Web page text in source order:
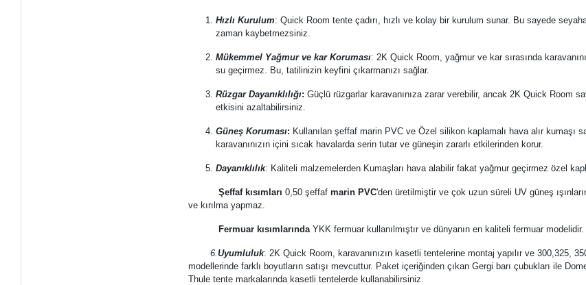
Hızlı Kurulum: Quick Room tente çadırı, hızlı ve kolay bir kurulum sunar. Bu sayede
zaman kaybetmezsiniz.
Mükemmel Yağmur ve kar Koruması: 2K Quick Room, yağmur ve kar sırasında
su geçirmez. Bu, tatilinizin keyfini çıkarmanızı sağlar.
Rüzgar Dayanıklılığı: Güçlü rüzgarlar karavanınıza zarar verebilir, ancak 2K Quick Room
etkisini azaltabilirsiniz.
Güneş Koruması: Kullanılan şeffaf marin PVC ve Özel silikon kaplamalı hava alır kumaşı
karavanınızın içini sıcak havalarda serin tutar ve güneşin zararlı etkilerinden korur.
Dayanıklılık: Kaliteli malzemelerden Kumaşları hava alabilir fakat yağmur geçirmez özel
Şeffaf kısımları0,50 şeffafmarin PVC'den üretilmiştir ve çok uzun süreli UV güneş
ve kırılma yapmaz.
Fermuar kısımlarında YKK fermuar kullanılmıştır ve dünyanın en kaliteli fermuar modelidir.
6.Uyumluluk: 2K Quick Room, karavanınızın kasetli tentelerine montaj yapılır ve 300,325,
modellerinde farklı boyutların satışı mevcuttur. Paket içeriğinden çıkan Gergi barı çubukları ile
Thule tente markalarında kasetli tentelerde kullanabilirsiniz.